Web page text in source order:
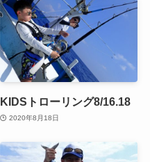
KIDSトローリング8/16.18
2020年8月18日